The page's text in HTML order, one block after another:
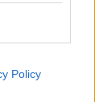
Policy
το